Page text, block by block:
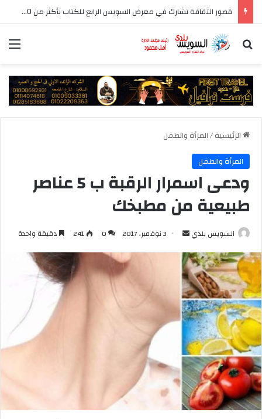
قصور الثقافة تشارك في معرض السويس الرابع للكتاب بأكثر من 250 عنوانا وببرنامج فني عبر المسرح المتنقل
بحث عن
الرئيسية/المرأة والطفل
المرأة والطفل
ودعى اسمرار الرقبة ب 5 عناصر
طبيعية من مطبخك
السويس بلدي
أرسل
إلكترونيا
3 نوفمبر، 2017 0
241 دقيقة واحدة